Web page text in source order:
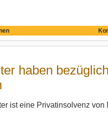
haben
ist eine Privatinsolvenz